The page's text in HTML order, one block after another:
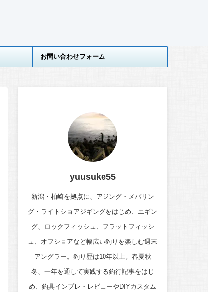
お問い合わせフォーム
yuusuke55
新潟・柏崎を拠点に、アジング・メバリン
グ・ライトショアジギングをはじめ、エギン
グ、ロックフィッシュ、フラットフィッシ
ュ、オフショアなど幅広い釣りを楽しむ週末
アングラー。釣り歴は10年以上。春夏秋
冬、一年を通して実践する釣行記事をはじ
め、釣具インプレ・レビューやDIYカスタム